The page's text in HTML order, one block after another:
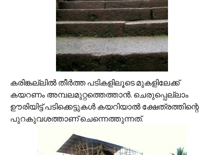
കരിങ്കല്ലില്‍ തീര്‍ത്ത പടികളിലൂടെ മുകളിലേക്ക്
കയറണം അമ്പലമുറ്റത്തെത്താന്‍. ചെരുപ്പെല്ലാം
ഊരിയിട്ട് പടിക്കെട്ടുകള്‍ കയറിയാല്‍ ക്ഷേത്രത്തിന്റെ
പുറകുവശത്താണ് ചെന്നെത്തുന്നത്.